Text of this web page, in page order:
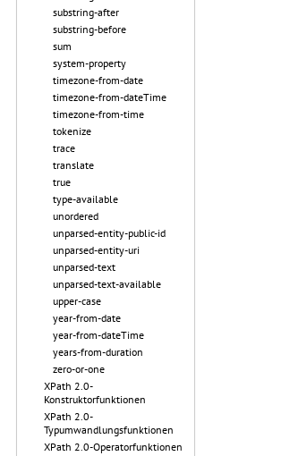
substring-after
substring-before
sum
system-property
timezone-from-date
timezone-from-dateTime
timezone-from-time
tokenize
trace
translate
true
type-available
unordered
unparsed-entity-public-id
unparsed-entity-uri
unparsed-text
unparsed-text-available
upper-case
year-from-date
year-from-dateTime
years-from-duration
zero-or-one
XPath 2.0-
Konstruktorfunktionen
XPath 2.0-
Typumwandlungsfunktionen
XPath 2.0-Operatorfunktionen